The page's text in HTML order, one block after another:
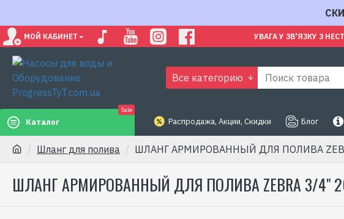
МОЙ КАБИНЕТ УВАГА У ЗВ'ЯЗКУ З
Все категорию
Каталог
Sale
Распродажа, Акции, Скидки Блог
Шланг для полива ШЛАНГ АРМИРОВАННЫЙ ДЛЯ ПОЛИВА
ШЛАНГ АРМИРОВАННЫЙ ДЛЯ ПОЛИВА ZEBRA 3/4"